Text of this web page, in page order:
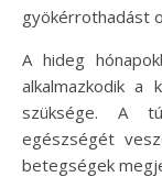
gyökérrothadást
A hideg
alkalmazkodik a
szüksége. A
egészségét
betegségek